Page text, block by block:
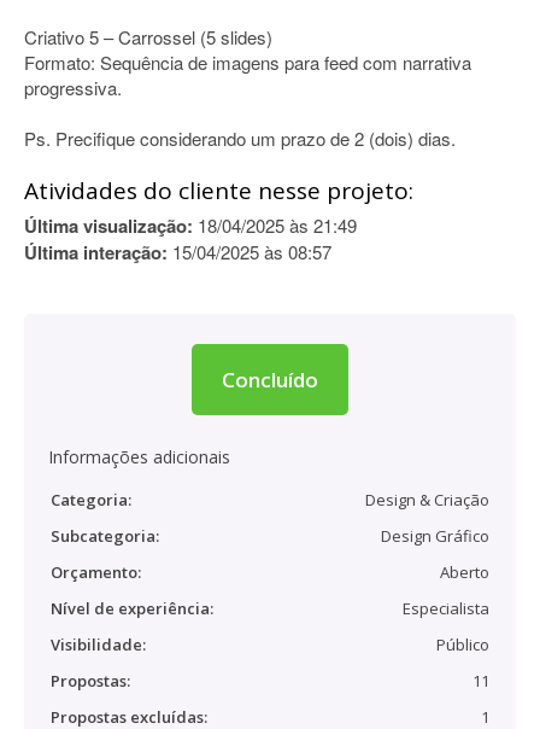
Criativo 5 – Carrossel (5 slides)
Formato: Sequência de imagens para feed com narrativa
progressiva.
Ps. Precifique considerando um prazo de 2 (dois) dias.
Atividades do cliente nesse projeto:
Última visualização: 18/04/2025 às 21:49
Última interação: 15/04/2025 às 08:57
Concluído
Informações adicionais
Categoria:
Design & Criação
Subcategoria:
Design Gráfico
Orçamento:
Aberto
Nível de experiência:
Especialista
Visibilidade:
Público
Propostas:
11
Propostas excluídas:
1